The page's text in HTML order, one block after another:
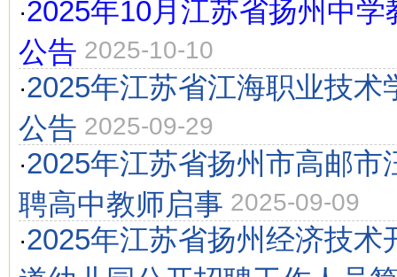
·2025年10月江苏省扬州中学
公告 2025-10-10
·2025年江苏省江海职业技术
公告 2025-09-29
·2025年江苏省扬州市高邮市
聘高中教师启事 2025-09-09
·2025年江苏省扬州经济技术